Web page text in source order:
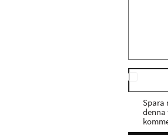
Spara
denna